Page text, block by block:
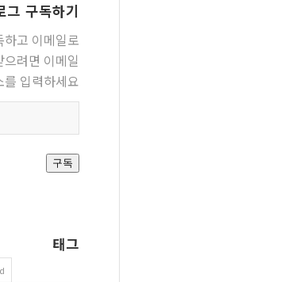
그 구독하기
고 이메일로
려면 이메일
를 입력하세요
우편
주소
구독
태그